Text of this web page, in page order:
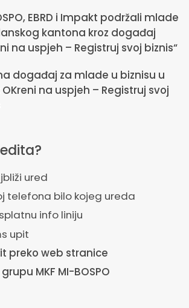
EBRD i Impakt podržali mlade
kantona kroz događaj
na uspjeh – Registruj svoj biznis“
događaj za mlade u biznisu u
OKreni na uspjeh – Registruj svoj
ured
telefona bilo kojeg ureda
info liniju
upit
preko web stranice
MKF MI-BOSPO